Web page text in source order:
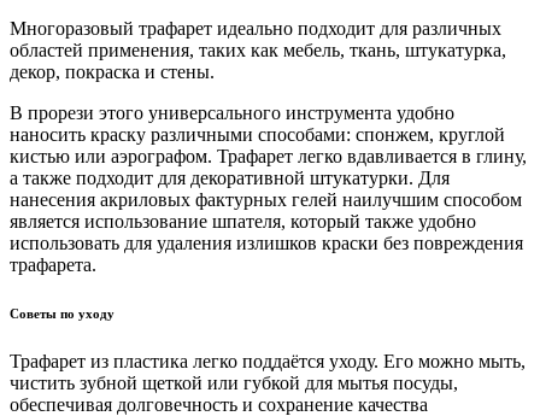
Многоразовый трафарет идеально подходит для различных
областей применения, таких как мебель, ткань, штукатурка,
декор, покраска и стены.
В прорези этого универсального инструмента удобно
наносить краску различными способами: спонжем, круглой
кистью или аэрографом. Трафарет легко вдавливается в глину,
а также подходит для декоративной штукатурки. Для
нанесения акриловых фактурных гелей наилучшим способом
является использование шпателя, который также удобно
использовать для удаления излишков краски без повреждения
трафарета.
Советы по уходу
Трафарет из пластика легко поддаётся уходу. Его можно мыть,
чистить зубной щеткой или губкой для мытья посуды,
обеспечивая долговечность и сохранение качества